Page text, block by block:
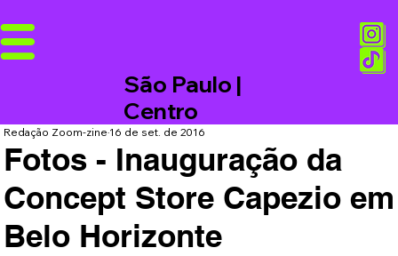
São Paulo |
Centro
Fotos - Inauguração da
Concept Store Capezio em
Belo Horizonte
Redação Zoom-zine16 de set. de 2016